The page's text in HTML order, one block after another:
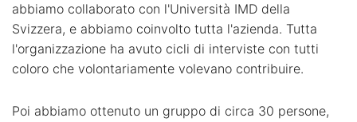
abbiamo collaborato con l'Università IMD della
Svizzera, e abbiamo coinvolto tutta l'azienda. Tutta
l'organizzazione ha avuto cicli di interviste con tutti
coloro che volontariamente volevano contribuire.
Poi abbiamo ottenuto un gruppo di circa 30 persone,